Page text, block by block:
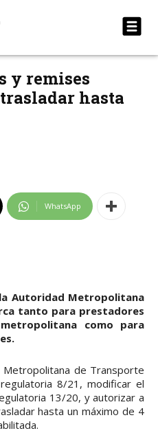
y remises
hasta
WhatsApp
Autoridad Metropolitana
tanto para prestadores
como para
de Transporte
8/21, modificar el
13/20, y autorizar a
hasta un máximo de 4